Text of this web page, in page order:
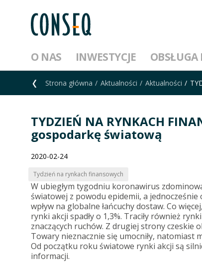
O NAS INWESTYCJE
Strona główna Aktualności Aktualności
TYDZIEŃ NA RYNKACH
gospodarkę światową
2020-02-24
Tydzień na rynkach finansowych
W ubiegłym tygodniu koronawirus
światowej z powodu epidemii, a
wpływ na globalne łańcuchy dostaw. Co
rynki akcji spadły o 1,3%. Traciły również
znaczących ruchów. Z drugiej strony czeskie
Towary nieznacznie się umocniły, natomiast
Od początku roku światowe rynki akcji są
informacji.